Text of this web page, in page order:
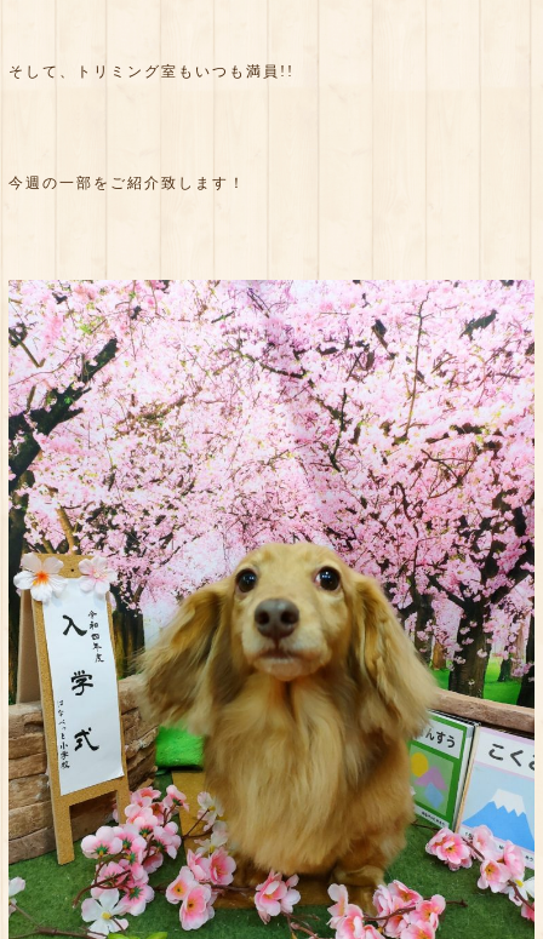
そして、トリミング室もいつも満員!!
今週の一部をご紹介致します！